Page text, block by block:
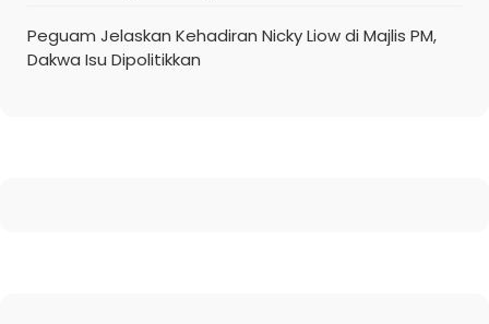
Peguam Jelaskan Kehadiran Nicky Liow di Majlis PM,
Dakwa Isu Dipolitikkan